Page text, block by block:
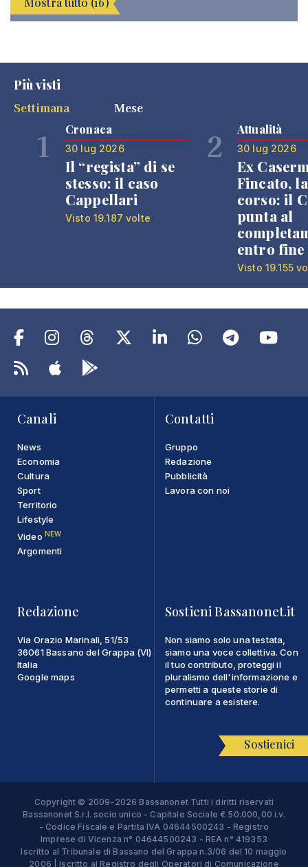
Più visti
Settimana
Mese
1 Cronaca
30 lug 2026
Il “regista” di se
stesso: il caso
Cappellari
Visto 19.187 volte
2 Attualità
30 lug 2026
Ex
Fincato,
corso: il
punta al
entro fine
Visto 19.155
Canali
News
Economia
Cultura
Sport
Territorio
Lifestyle
Video NEW
Argomenti
Contatti
Gruppo
Redazione
Pubblicità
Lavora con noi
Redazione
Via Orazio Marinali, 51/53
36061 Bassano del Grappa (VI)
Italia
Google maps
Sostieni Bassanonet.it
Non siamo solo una testata,
siamo una voce collettiva. Con
il tuo contributo, proteggi il
pluralismo dell'informazione e
permetti a queste storie di
continuare a esistere.
Sostienici
Copyright © 2009-2026 Bassanonet Tutti i diritti riservati
Bassanonet S.r.l. socio unico - Capitale Sociale € 50.000,00 i.v.
- Codice Fiscale e Partita IVA 04644500243 - Registro
Imprese di Vicenza n° 04644500243 - REA n° 419353
Iscritto al Tribunale di Bassano del Grappa n.3/06 del 10 maggio
2006 | Iscritto al Registro degli Operatori di Comunicazione